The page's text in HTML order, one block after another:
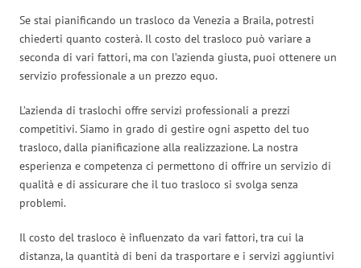
Se stai pianificando un trasloco da Venezia a Braila, potresti
chiederti quanto costerà. Il costo del trasloco può variare a
seconda di vari fattori, ma con l’azienda giusta, puoi ottenere un
servizio professionale a un prezzo equo.
L’azienda di traslochi offre servizi professionali a prezzi
competitivi. Siamo in grado di gestire ogni aspetto del tuo
trasloco, dalla pianificazione alla realizzazione. La nostra
esperienza e competenza ci permettono di offrire un servizio di
qualità e di assicurare che il tuo trasloco si svolga senza
problemi.
Il costo del trasloco è influenzato da vari fattori, tra cui la
distanza, la quantità di beni da trasportare e i servizi aggiuntivi